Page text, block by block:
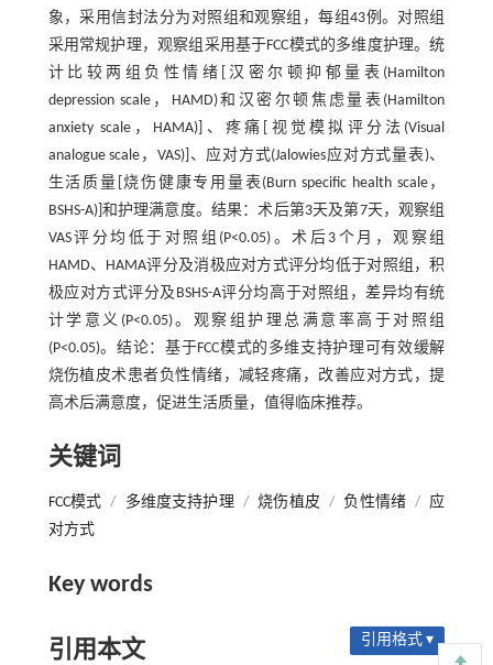
象，采用信封法分为对照组和观察组，每组43例。对照组
采用常规护理，观察组采用基于FCC模式的多维度护理。统
计比较两组负性情绪[汉密尔顿抑郁量表(Hamilton
depression scale，HAMD)和汉密尔顿焦虑量表(Hamilton
anxiety scale，HAMA)]、疼痛[视觉模拟评分法(Visual
analogue scale，VAS)]、应对方式(Jalowies应对方式量表)、
生活质量[烧伤健康专用量表(Burn specific health scale，
BSHS-A)]和护理满意度。结果：术后第3天及第7天，观察组
VAS评分均低于对照组(P<0.05)。术后3个月，观察组
HAMD、HAMA评分及消极应对方式评分均低于对照组，积
极应对方式评分及BSHS-A评分均高于对照组，差异均有统
计学意义(P<0.05)。观察组护理总满意率高于对照组
(P<0.05)。结论：基于FCC模式的多维支持护理可有效缓解
烧伤植皮术患者负性情绪，减轻疼痛，改善应对方式，提
高术后满意度，促进生活质量，值得临床推荐。
关键词
FCC模式 / 多维度支持护理 / 烧伤植皮 / 负性情绪 / 应
对方式
Key words
引用本文 引用格式 ▾